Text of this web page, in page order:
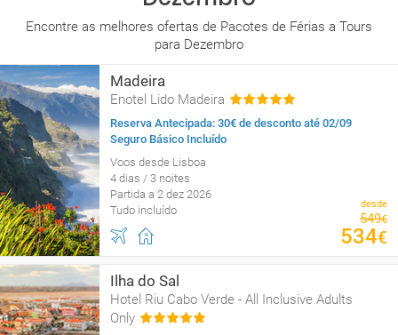
Encontre as melhores ofertas de Pacotes de Férias a Tours
para Dezembro
Madeira
Enotel Lido Madeira
Reserva Antecipada: 30€ de desconto até 02/09
Seguro Básico Incluído
Voos desde Lisboa
4 dias / 3 noites
Partida a 2 dez 2026
Tudo incluído
desde
549€
534€
Ilha do Sal
Hotel Riu Cabo Verde - All Inclusive Adults
Only